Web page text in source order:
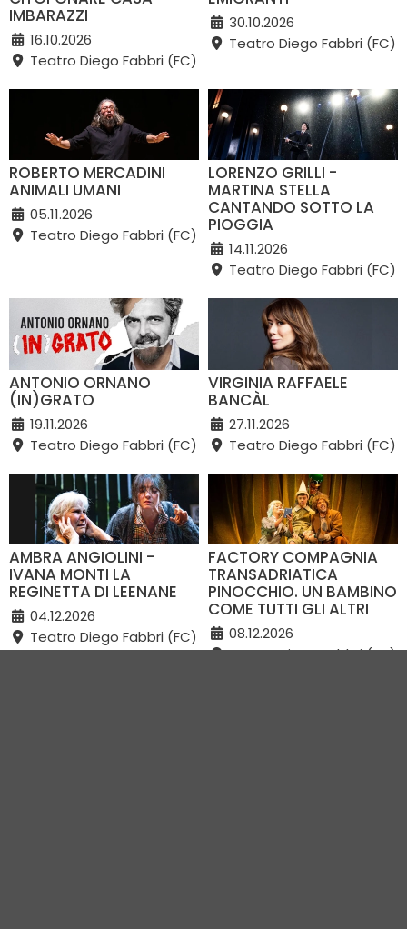
IMBARAZZI
16.10.2026
Teatro Diego Fabbri (FC)
30.10.2026
Teatro Diego Fabbri (FC)
ROBERTO MERCADINI
ANIMALI UMANI
05.11.2026
Teatro Diego Fabbri (FC)
LORENZO GRILLI -
MARTINA STELLA
CANTANDO SOTTO LA
PIOGGIA
14.11.2026
Teatro Diego Fabbri (FC)
ANTONIO ORNANO
(IN)GRATO
19.11.2026
Teatro Diego Fabbri (FC)
VIRGINIA RAFFAELE
BANCÀL
27.11.2026
Teatro Diego Fabbri (FC)
AMBRA ANGIOLINI -
IVANA MONTI LA
REGINETTA DI LEENANE
04.12.2026
Teatro Diego Fabbri (FC)
FACTORY COMPAGNIA
TRANSADRIATICA
PINOCCHIO. UN BAMBINO
COME TUTTI GLI ALTRI
08.12.2026
Teatro Diego Fabbri (FC)